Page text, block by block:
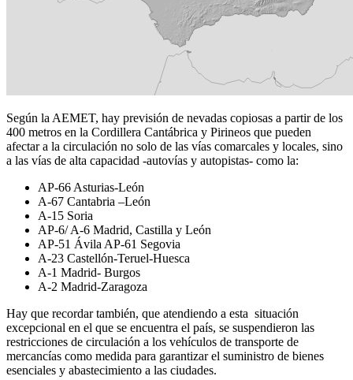
Según la AEMET, hay previsión de nevadas copiosas a partir de los
400 metros en la Cordillera Cantábrica y Pirineos que pueden
afectar a la circulación no solo de las vías comarcales y locales, sino
a las vías de alta capacidad -autovías y autopistas- como la:
AP-66 Asturias-León
A-67 Cantabria –León
A-15 Soria
AP-6/ A-6 Madrid, Castilla y León
AP-51 Ávila AP-61 Segovia
A-23 Castellón-Teruel-Huesca
A-1 Madrid- Burgos
A-2 Madrid-Zaragoza
Hay que recordar también, que atendiendo a esta situación
excepcional en el que se encuentra el país, se suspendieron las
restricciones de circulación a los vehículos de transporte de
mercancías como medida para garantizar el suministro de bienes
esenciales y abastecimiento a las ciudades.